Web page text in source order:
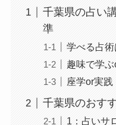
千葉県の占い
準
学べる占術
趣味で学
座学or実践
千葉県のおす
1：占い